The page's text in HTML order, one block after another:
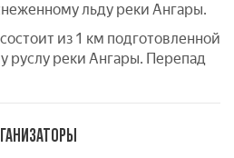
льду реки Ангары.
из 1 км подготовленной
руслу реки Ангары. Перепад